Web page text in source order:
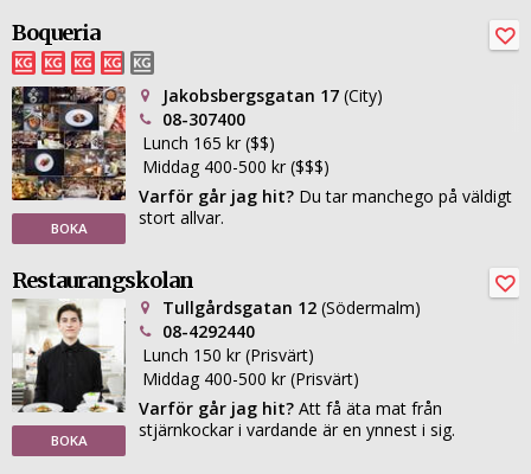
Boqueria
BOKA
Jakobsbergsgatan 17 (City)
08-307400
Lunch 165 kr ($$)
Middag 400-500 kr ($$$)
Varför går jag hit? Du tar manchego på väldigt
stort allvar.
Restaurangskolan
BOKA
Tullgårdsgatan 12 (Södermalm)
08-4292440
Lunch 150 kr (Prisvärt)
Middag 400-500 kr (Prisvärt)
Varför går jag hit? Att få äta mat från
stjärnkockar i vardande är en ynnest i sig.